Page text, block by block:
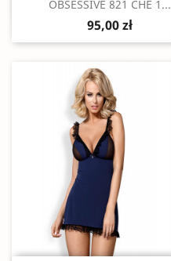

OBSESSIVE 821 CHE 1...
95,00 zł